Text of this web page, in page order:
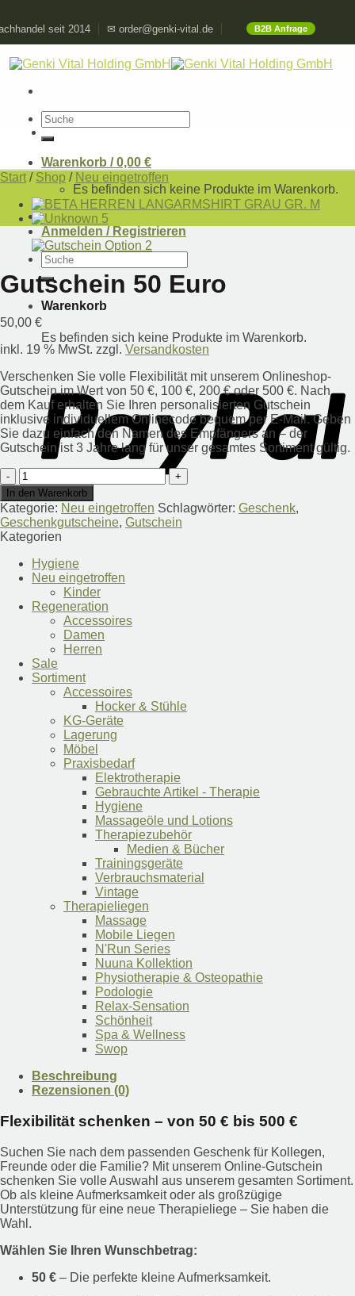
to
content
seit 2014 ✉ order@genki-vital.de B2B Anfrage
Suchen
nach:
Warenkorb /0,00 €
Es befinden sich keine Produkte im Warenkorb.
Anmelden / Registrieren
Suchen
nach:
Warenkorb
Es befinden sich keine Produkte im Warenkorb.
Start / Shop / Neu eingetroffen
Gutschein 50 Euro
50,00 €
inkl. 19 % MwSt. zzgl. Versandkosten
Verschenken Sie volle Flexibilität mit unserem Onlineshop-
Gutschein im Wert von 50 €, 100 €, 200 € oder 500 €. Nach
dem Kauf erhalten Sie Ihren personalisierten Gutschein
inklusive individuellem Onlinecode bequem per E-Mail. Geben
Sie dazu einfach den Namen des Empfängers an – der
Gutschein ist 3 Jahre lang für unser gesamtes Sortiment gültig.
Gutschein
50
Euro
Menge
In den Warenkorb
Kategorie: Neu eingetroffen Schlagwörter: Geschenk,
Geschenkgutscheine, Gutschein
Kategorien
Hygiene
Neu eingetroffen
Kinder
Regeneration
Accessoires
Damen
Herren
Sale
Sortiment
Accessoires
Hocker & Stühle
KG-Geräte
Lagerung
Möbel
Praxisbedarf
Elektrotherapie
Gebrauchte Artikel - Therapie
Hygiene
Massageöle und Lotions
Therapiezubehör
Medien & Bücher
Trainingsgeräte
Verbrauchsmaterial
Vintage
Therapieliegen
Massage
Mobile Liegen
N'Run Series
Nuuna Kollektion
Physiotherapie & Osteopathie
Podologie
Relax-Sensation
Schönheit
Spa & Wellness
Swop
Beschreibung
Rezensionen (0)
Flexibilität schenken – von 50 € bis 500 €
Suchen Sie nach dem passenden Geschenk für Kollegen,
Freunde oder die Familie? Mit unserem Online-Gutschein
schenken Sie volle Auswahl aus unserem gesamten Sortiment.
Ob als kleine Aufmerksamkeit oder als großzügige
Unterstützung für eine neue Therapieliege – Sie haben die
Wahl.
Wählen Sie Ihren Wunschbetrag:
50 € – Die perfekte kleine Aufmerksamkeit.